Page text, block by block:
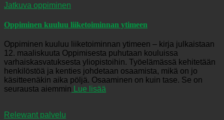
Jatkuva oppiminen
Oppiminen kuuluu liiketoiminnan ytimeen
Oppiminen kuuluu liiketoiminnan ytimeen – kirja julkaistaan
12. maaliskuuta Oppimisesta puhutaan kouluissa
varhaiskasvatuksesta yliopistoihin. Työelämässä kehitetään
henkilöstöä ja kenties johdetaan osaamista, mikä on jo
käsitteenäkin aika pöljä. Osaaminen on kuin tase. Se on
seurausta aiemmin Lue lisää
Relewant palvelu